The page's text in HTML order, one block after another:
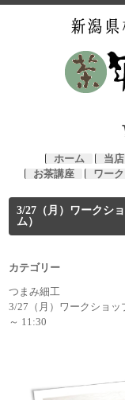
ホーム 当
お茶講座
ワー
3/27（月）ワークシ
ム）
カテゴリー
つまみ細工
3/27（月）ワークショ
～ 11:30